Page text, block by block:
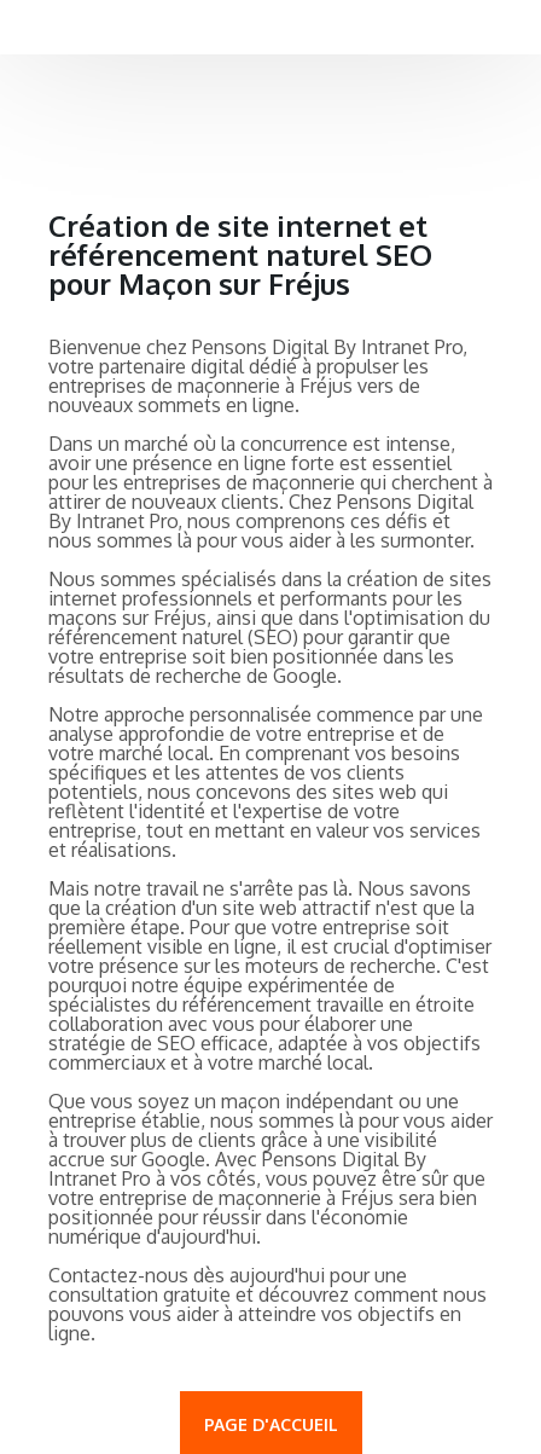
Création de site internet et
référencement naturel SEO
pour Maçon sur Fréjus
Bienvenue chez Pensons Digital By Intranet Pro,
votre partenaire digital dédié à propulser les
entreprises de maçonnerie à Fréjus vers de
nouveaux sommets en ligne.
Dans un marché où la concurrence est intense,
avoir une présence en ligne forte est essentiel
pour les entreprises de maçonnerie qui cherchent à
attirer de nouveaux clients. Chez Pensons Digital
By Intranet Pro, nous comprenons ces défis et
nous sommes là pour vous aider à les surmonter.
Nous sommes spécialisés dans la création de sites
internet professionnels et performants pour les
maçons sur Fréjus, ainsi que dans l'optimisation du
référencement naturel (SEO) pour garantir que
votre entreprise soit bien positionnée dans les
résultats de recherche de Google.
Notre approche personnalisée commence par une
analyse approfondie de votre entreprise et de
votre marché local. En comprenant vos besoins
spécifiques et les attentes de vos clients
potentiels, nous concevons des sites web qui
reflètent l'identité et l'expertise de votre
entreprise, tout en mettant en valeur vos services
et réalisations.
Mais notre travail ne s'arrête pas là. Nous savons
que la création d'un site web attractif n'est que la
première étape. Pour que votre entreprise soit
réellement visible en ligne, il est crucial d'optimiser
votre présence sur les moteurs de recherche. C'est
pourquoi notre équipe expérimentée de
spécialistes du référencement travaille en étroite
collaboration avec vous pour élaborer une
stratégie de SEO efficace, adaptée à vos objectifs
commerciaux et à votre marché local.
Que vous soyez un maçon indépendant ou une
entreprise établie, nous sommes là pour vous aider
à trouver plus de clients grâce à une visibilité
accrue sur Google. Avec Pensons Digital By
Intranet Pro à vos côtés, vous pouvez être sûr que
votre entreprise de maçonnerie à Fréjus sera bien
positionnée pour réussir dans l'économie
numérique d'aujourd'hui.
Contactez-nous dès aujourd'hui pour une
consultation gratuite et découvrez comment nous
pouvons vous aider à atteindre vos objectifs en
ligne.
PAGE D'ACCUEIL